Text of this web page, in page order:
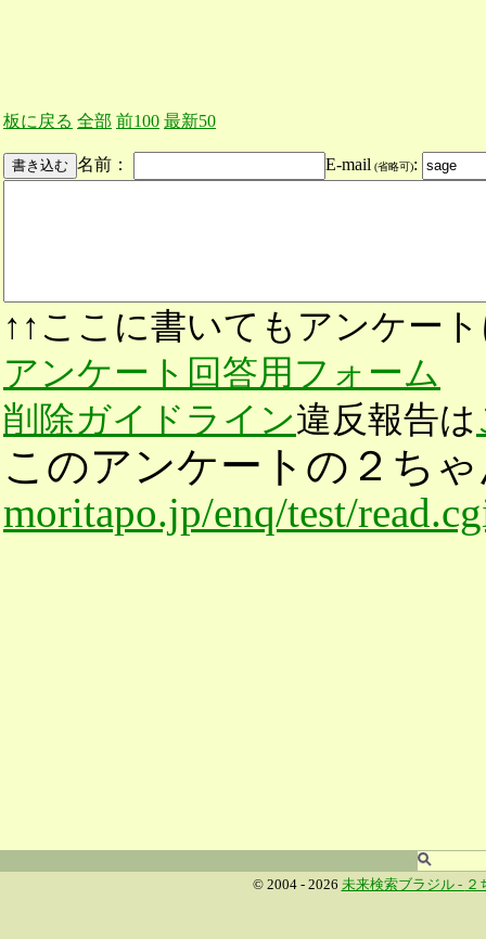
板に戻る 全部 前100 最新50
名前： E-mail (省略可):
↑↑ここに書いてもアンケー
アンケート回答用フォーム
削除ガイドライン違反報告は
このアンケートの２ち
moritapo.jp/enq/test/
© 2004 - 2026 未来検索ブラジル - ２